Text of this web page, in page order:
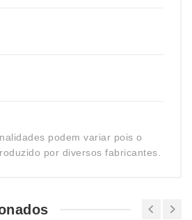
podem variar pois o
por diversos fabricantes.